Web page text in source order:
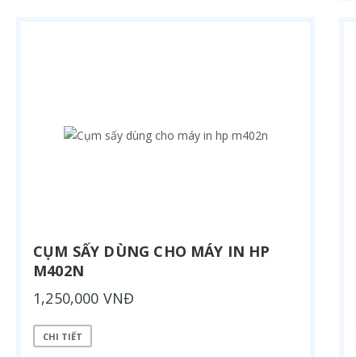
CỤM SẤY DÙNG CHO MÁY IN HP
M402N
1,250,000 VNĐ
CHI TIẾT